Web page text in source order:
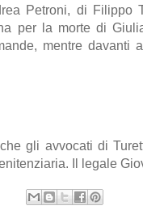
Petroni, di Filippo
per la morte di
mentre
gli avvocati di
Il legale